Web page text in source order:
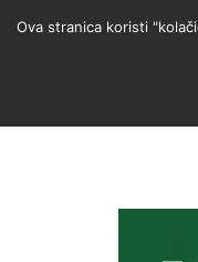
Ova stranica koristi